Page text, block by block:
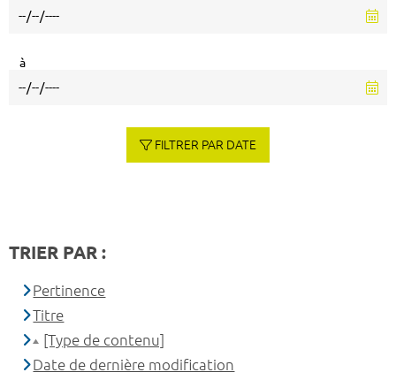
à
FILTRER PAR DATE
TRIER PAR :
Pertinence
Titre
[Type de contenu]
Date de dernière modification